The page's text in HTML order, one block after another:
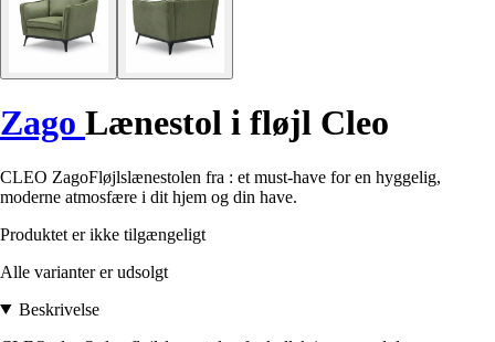
Zago Lænestol i fløjl Cleo
CLEO ZagoFløjlslænestolen fra : et must-have for en hyggelig,
moderne atmosfære i dit hjem og din have.
Produktet er ikke tilgængeligt
Alle varianter er udsolgt
Beskrivelse